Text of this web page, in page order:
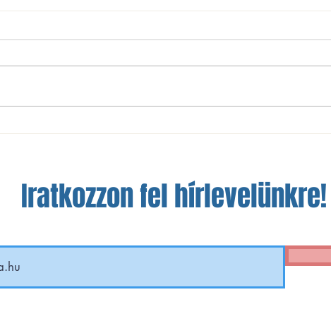
NBIII: nem sikerült a bravúr
A
Iratkozzon fel hírlevelünkre!